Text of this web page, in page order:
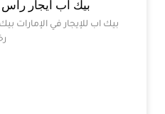
بيك اب ايجار راس
بيك اب للإيجار في الإمارات